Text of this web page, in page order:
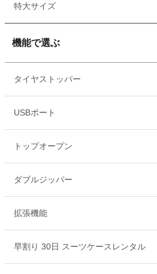
特大サイズ
機能で選ぶ
タイヤストッパー
USBポート
トップオープン
ダブルジッパー
拡張機能
早割り 30日 スーツケースレンタル